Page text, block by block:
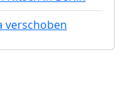
verschoben